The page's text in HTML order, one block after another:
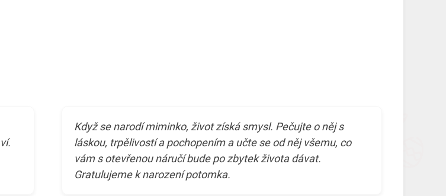
Když se narodí miminko, život získá smysl. Pečujte o něj s
láskou, trpělivostí a pochopením a učte se od něj všemu, co
vám s otevřenou náručí bude po zbytek života dávat.
Gratulujeme k narození potomka.